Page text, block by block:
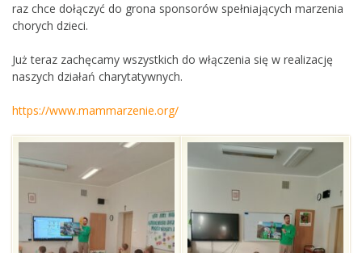
raz chce dołączyć do grona sponsorów spełniających marzenia
chorych dzieci.
Już teraz zachęcamy wszystkich do włączenia się w realizację
naszych działań charytatywnych.
https://www.mammarzenie.org/